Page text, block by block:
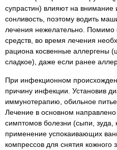
супрастин) влияют на внимание
сонливость, поэтому водить
лечения нежелательно. Помимо
средств, во время лечения
рациона косвенные аллергены
сладкое), даже если ранее
При инфекционном
причину инфекции. Установив
иммунотерапию, обильное
Лечение в основном
симптомов болезни (сыпи, зуда,
применение успокаивающих
компрессов для снятия кожного